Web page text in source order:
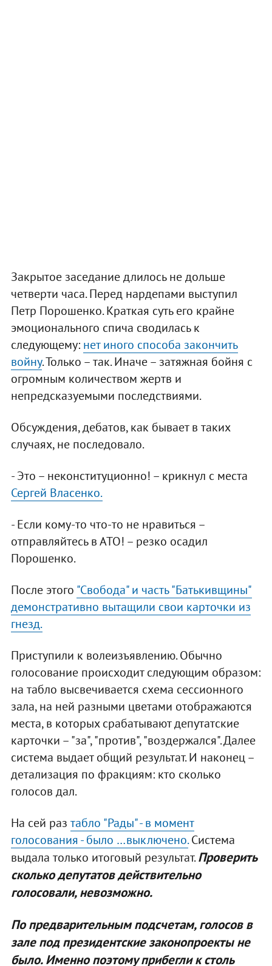
Закрытое заседание длилось не дольше
четверти часа. Перед нардепами выступил
Петр Порошенко. Краткая суть его крайне
эмоционального спича сводилась к
следующему: нет иного способа закончить
войну. Только – так. Иначе – затяжная бойня с
огромным количеством жертв и
непредсказуемыми последствиями.
Обсуждения, дебатов, как бывает в таких
случаях, не последовало.
- Это – неконституционно! – крикнул с места
Сергей Власенко.
- Если кому-то что-то не нравиться –
отправляйтесь в АТО! – резко осадил
Порошенко.
После этого "Свобода" и часть "Батькивщины"
демонстративно вытащили свои карточки из
гнезд.
Приступили к волеизъявлению. Обычно
голосование происходит следующим образом:
на табло высвечивается схема сессионного
зала, на ней разными цветами отображаются
места, в которых срабатывают депутатские
карточки – "за", "против", "воздержался". Далее
система выдает общий результат. И наконец –
детализация по фракциям: кто сколько
голосов дал.
На сей раз табло "Рады" - в момент
голосования - было …выключено.Система
выдала только итоговый результат.Проверить
сколько депутатов действительно
голосовали, невозможно.
По предварительным подсчетам, голосов в
зале под президентские законопроекты не
было. Именно поэтому прибегли к столь